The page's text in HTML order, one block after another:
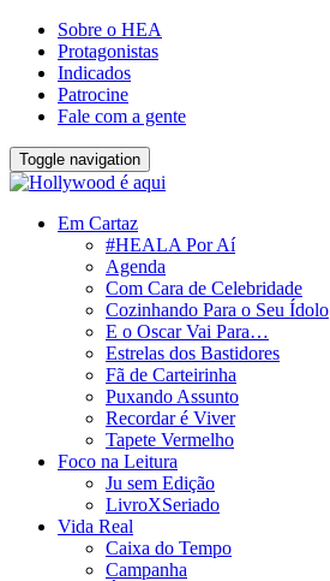
Sobre o HEA
Protagonistas
Indicados
Patrocine
Fale com a gente
Toggle navigation
Em Cartaz
#HEALA Por Aí
Agenda
Com Cara de Celebridade
Cozinhando Para o Seu Ídolo
E o Oscar Vai Para…
Estrelas dos Bastidores
Fã de Carteirinha
Puxando Assunto
Recordar é Viver
Tapete Vermelho
Foco na Leitura
Ju sem Edição
LivroXSeriado
Vida Real
Caixa do Tempo
Campanha